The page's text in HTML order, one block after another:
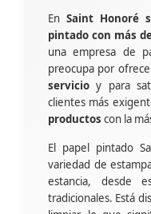
En Saint Honoré
pintado con más
una empresa de
preocupa por
servicio y para
clientes más
productos con la
El papel pintado
variedad de
estancia, desde
tradicionales. Está